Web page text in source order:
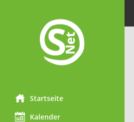
Startseite
Kalender